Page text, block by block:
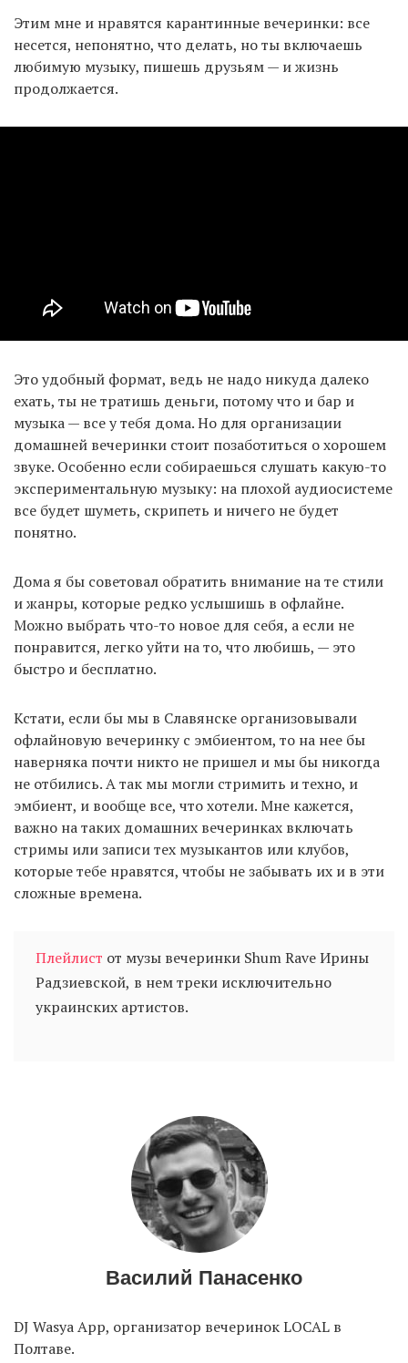
Этим мне и нравятся карантинные вечеринки: все
несется, непонятно, что делать, но ты включаешь
любимую музыку, пишешь друзьям — и жизнь
продолжается.
Это удобный формат, ведь не надо никуда далеко
ехать, ты не тратишь деньги, потому что и бар и
музыка — все у тебя дома. Но для организации
домашней вечеринки стоит позаботиться о хорошем
звуке. Особенно если собираешься слушать какую-то
экспериментальную музыку: на плохой аудиосистеме
все будет шуметь, скрипеть и ничего не будет
понятно.
Дома я бы советовал обратить внимание на те стили
и жанры, которые редко услышишь в офлайне.
Можно выбрать что-то новое для себя, а если не
понравится, легко уйти на то, что любишь, — это
быстро и бесплатно.
Кстати, если бы мы в Славянске организовывали
офлайновую вечеринку с эмбиентом, то на нее бы
наверняка почти никто не пришел и мы бы никогда
не отбились. А так мы могли стримить и техно, и
эмбиент, и вообще все, что хотели. Мне кажется,
важно на таких домашних вечеринках включать
стримы или записи тех музыкантов или клубов,
которые тебе нравятся, чтобы не забывать их и в эти
сложные времена.
Плейлист от музы вечеринки Shum Rave Ирины
Радзиевской, в нем треки исключительно
украинских артистов.
Василий Панасенко
DJ Wasya App, организатор вечеринок LOCAL в
Полтаве.